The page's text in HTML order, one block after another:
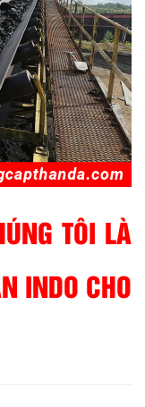
TÔI LÀ
INDO CHO